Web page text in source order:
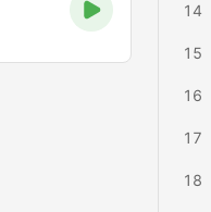
14
15
16
17
18